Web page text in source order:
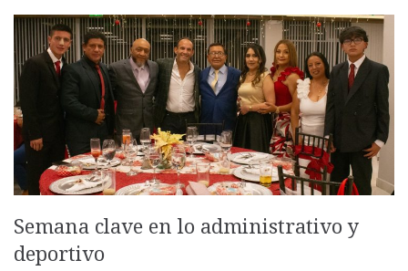
Semana clave en lo administrativo y
deportivo